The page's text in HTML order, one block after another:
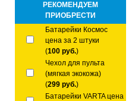
РЕКОМЕНДУЕМ
ПРИОБРЕСТИ
Батарейки Космос
цена за 2 штуки
(100 руб.)
Чехол для пульта
(мягкая экокожа)
(299 руб.)
Батарейки VARTA цена